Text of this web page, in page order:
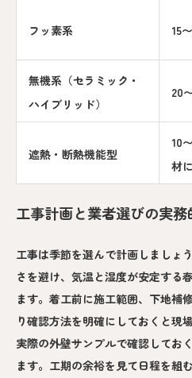
フッ素系 15
無機系（セラミック・
ハイブリッド）
20
遮熱・断熱機能型
10
材
工事計画と業者選びの実務
工事は季節を選んで計画しましょ
さを避け、気温と湿度が安定する
ます。着工前に施工範囲、下地補
り確認方法を明確にしておくと現
実際の外壁サンプルで確認してお
ます。工期の余裕を見て日程を組